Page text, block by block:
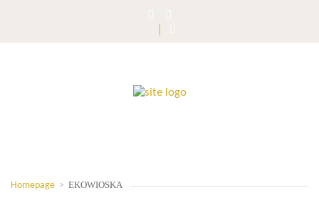
Homepage > EKOWIOSKA